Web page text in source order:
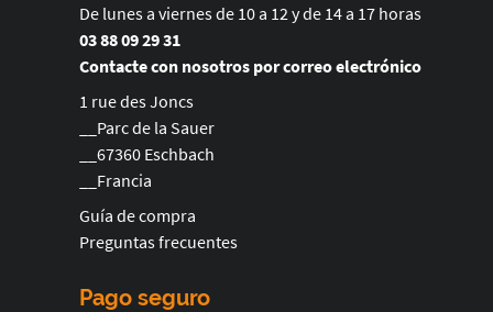
De lunes a viernes de 10 a 12 y de 14 a 17 horas
03 88 09 29 31
Contacte con nosotros por correo electrónico
1 rue des Joncs
__Parc de la Sauer
__67360 Eschbach
__Francia
Guía de compra
Preguntas frecuentes
Pago seguro